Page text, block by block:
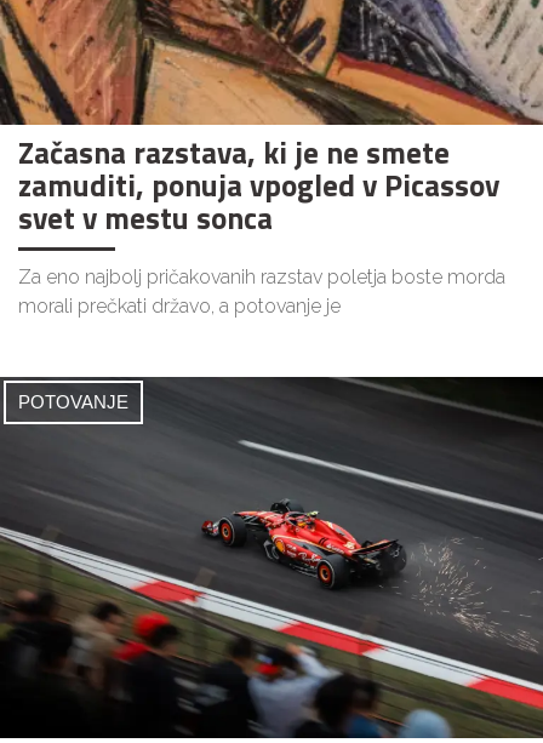
Začasna razstava, ki je ne smete
zamuditi, ponuja vpogled v Picassov
svet v mestu sonca
Za eno najbolj pričakovanih razstav poletja boste morda
morali prečkati državo, a potovanje je
POTOVANJE